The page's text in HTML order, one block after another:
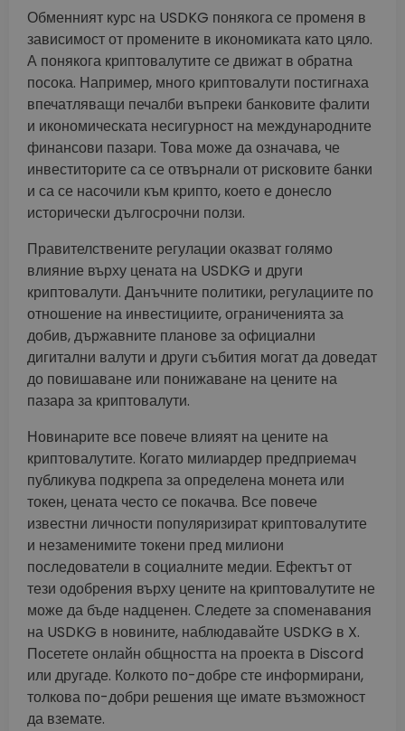
Обменният курс на USDKG понякога се променя в
зависимост от промените в икономиката като цяло.
А понякога криптовалутите се движат в обратна
посока. Например, много криптовалути постигнаха
впечатляващи печалби въпреки банковите фалити
и икономическата несигурност на международните
финансови пазари. Това може да означава, че
инвеститорите са се отвърнали от рисковите банки
и са се насочили към крипто, което е донесло
исторически дългосрочни ползи.
Правителствените регулации оказват голямо
влияние върху цената на USDKG и други
криптовалути. Данъчните политики, регулациите по
отношение на инвестициите, ограниченията за
добив, държавните планове за официални
дигитални валути и други събития могат да доведат
до повишаване или понижаване на цените на
пазара за криптовалути.
Новинарите все повече влияят на цените на
криптовалутите. Когато милиардер предприемач
публикува подкрепа за определена монета или
токен, цената често се покачва. Все повече
известни личности популяризират криптовалутите
и незаменимите токени пред милиони
последователи в социалните медии. Ефектът от
тези одобрения върху цените на криптовалутите не
може да бъде надценен. Следете за споменавания
на USDKG в новините, наблюдавайте USDKG в X.
Посетете онлайн общността на проекта в Discord
или другаде. Колкото по-добре сте информирани,
толкова по-добри решения ще имате възможност
да вземате.